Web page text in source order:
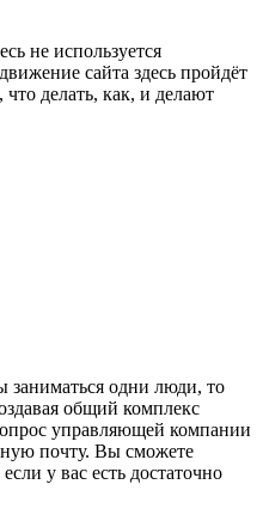
не используется
сайта здесь пройдёт
делать, как, и делают
заниматься одни люди, то
общий комплекс
управляющей компании
почту. Вы сможете
у вас есть достаточно